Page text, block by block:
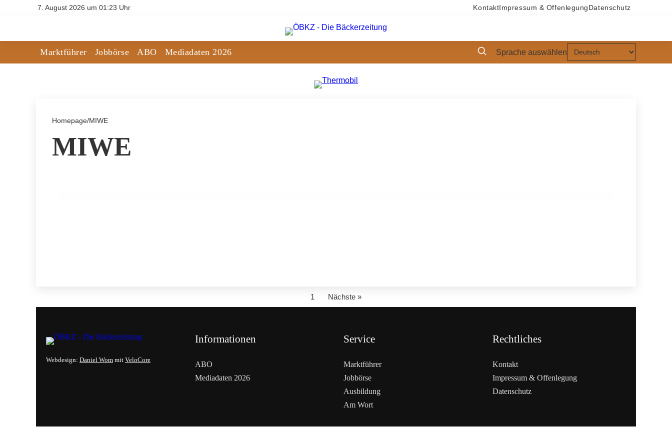
7. August 2026 um 01:23 Uhr Kontakt Impressum & Offenlegung Datenschutz
Marktführer Jobbörse ABO Mediadaten 2026 Sprache auswählen
Homepage/MIWE
MIWE
22. Februar 2025
1 Nächste »
Webdesign: Daniel Wom mit VeloCore
Informationen
ABO
Mediadaten 2026
Service
Marktführer
Jobbörse
Ausbildung
Am Wort
Rechtliches
Kontakt
Impressum & Offenlegung
Datenschutz